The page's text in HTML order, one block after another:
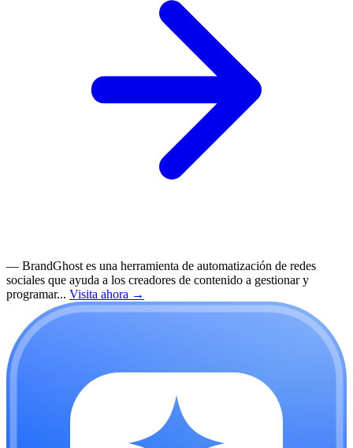
— BrandGhost es una herramienta de automatización de redes
sociales que ayuda a los creadores de contenido a gestionar y
programar... Visita ahora →